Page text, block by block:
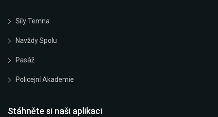
Síly Temna
Navždy Spolu
Pasáž
Policejní Akademie
Stáhněte si naši aplikaci